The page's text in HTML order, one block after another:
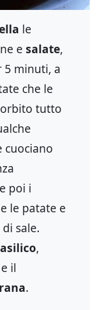
le
e salate,
5 minuti, a
che le
tutto
cuociano
poi i
le patate e
sale.
,
il
.